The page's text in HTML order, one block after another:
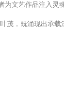
为文艺作品注入灵
茂，既涌现出承